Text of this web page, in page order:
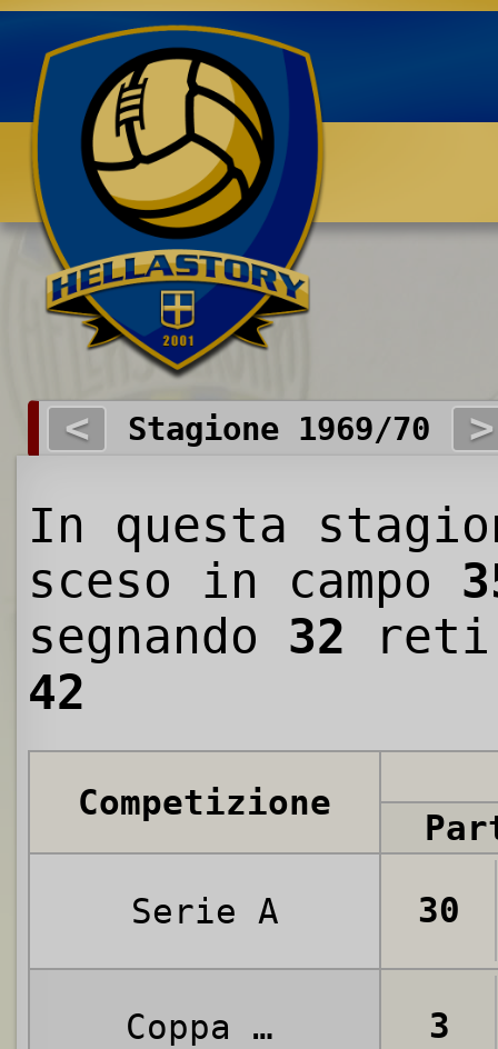
Benvenuti su HELLASTORY.net
< Stagione 1969/70 >
In questa
sceso in campo
segnando 32 reti
42
Competizione
Serie A 30
Coppa Italia 3